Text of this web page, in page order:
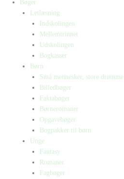
Bøger
Letlæsning
Indskolingen
Mellemtrinnet
Udskolingen
Bogkasser
Børn
Små mennesker, store drømme
Billedbøger
Faktabøger
Børneromaner
Opgavebøger
Bogpakker til børn
Unge
Fantasy
Romaner
Fagbøger